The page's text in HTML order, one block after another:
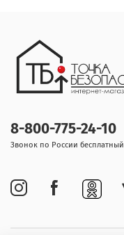
8-800-775-24-10
Звонок по России бесплатный